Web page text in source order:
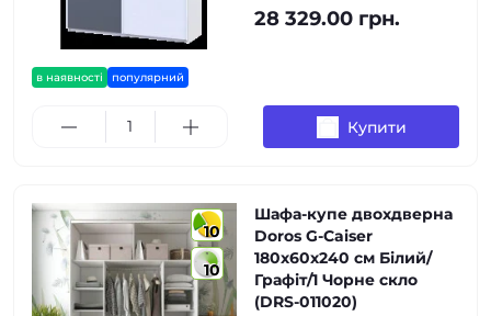
в наявності популярний
28 329.00 грн.
Купити
10
10
Шафа-купе двохдверна
Doros G-Caiser
180х60х240 см Білий/
Графіт/1 Чорне скло
(DRS-011020)